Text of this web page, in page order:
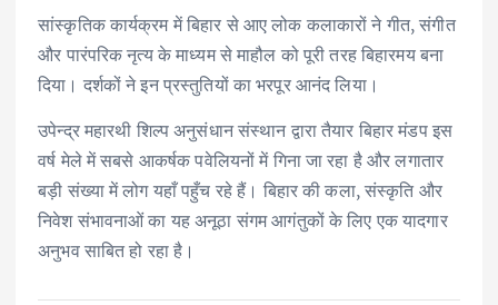
सांस्कृतिक कार्यक्रम में बिहार से आए लोक कलाकारों ने गीत, संगीत
और पारंपरिक नृत्य के माध्यम से माहौल को पूरी तरह बिहारमय बना
दिया। दर्शकों ने इन प्रस्तुतियों का भरपूर आनंद लिया।
उपेन्द्र महारथी शिल्प अनुसंधान संस्थान द्वारा तैयार बिहार मंडप इस
वर्ष मेले में सबसे आकर्षक पवेलियनों में गिना जा रहा है और लगातार
बड़ी संख्या में लोग यहाँ पहुँच रहे हैं। बिहार की कला, संस्कृति और
निवेश संभावनाओं का यह अनूठा संगम आगंतुकों के लिए एक यादगार
अनुभव साबित हो रहा है।